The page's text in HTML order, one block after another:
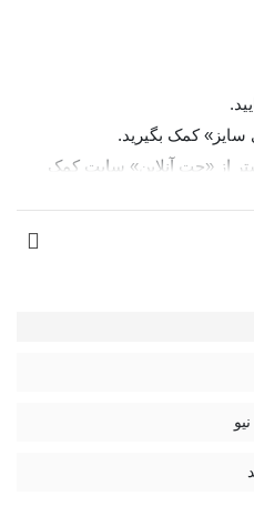
سایز» کمک بگیرید.
از «چت آنلاین» سایت کمک
نیستند.
غیر آنزیمی است. برای شست و
باید حتما از کیسه های
و هم از سایش لباس زیر به